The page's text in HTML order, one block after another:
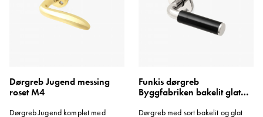
Dørgreb Jugend messing
roset M4
Dørgreb Jugend komplet med
Funkis dørgreb
Byggfabriken bakelit glat
Dørgreb med sort bakelit og glat